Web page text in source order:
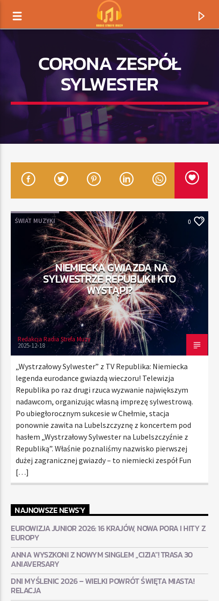
TERAZ GRAMY
TYTUŁ
ARTYSTA
RADIO STREFA MUZY
00:00 24:00
Radio Strefa Muzy
CORONA ZESPÓŁ
SYLWESTER
ŚWIAT MUZYKI 0
NIEMIECKA GWIAZDA NA
SYLWESTRZE REPUBLIKI! KTO
WYSTĄPI?
Redakcja Radia Strefa Muzy
2025-12-18
„Wystrzałowy Sylwester” z TV Republika: Niemiecka
legenda eurodance gwiazdą wieczoru! Telewizja
Republika po raz drugi rzuca wyzwanie największym
nadawcom, organizując własną imprezę sylwestrową.
Po ubiegłorocznym sukcesie w Chełmie, stacja
ponownie zawita na Lubelszczyznę z koncertem pod
hasłem „Wystrzałowy Sylwester na Lubelszczyźnie z
Republiką”. Właśnie poznaliśmy nazwisko pierwszej
dużej zagranicznej gwiazdy – to niemiecki zespół Fun
[…]
NAJNOWSZE NEWS'Y
EUROWIZJA JUNIOR 2026: 16 KRAJÓW, NOWA PORA I HITY Z
EUROPY
ANNA WYSZKONI Z NOWYM SINGLEM „CIZIA”! TRASA 30
ANIAVERSARY
DNI MYŚLENIC 2026 – WIELKI POWRÓT ŚWIĘTA MIASTA!
RELACJA